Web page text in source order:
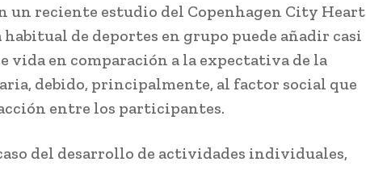
un reciente estudio del Copenhagen City Heart
de deportes en grupo puede añadir casi
vida en comparación a la expectativa de la
debido, principalmente, al factor social que
entre los participantes.
del desarrollo de actividades individuales,